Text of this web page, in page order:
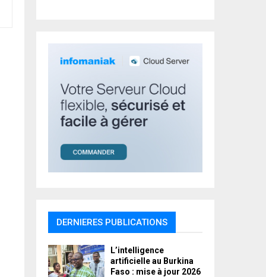
DERNIERES PUBLICATIONS
L’intelligence
artificielle au Burkina
Faso : mise à jour 2026